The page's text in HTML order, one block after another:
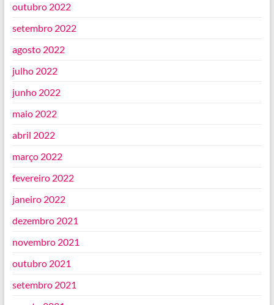
outubro 2022
setembro 2022
agosto 2022
julho 2022
junho 2022
maio 2022
abril 2022
março 2022
fevereiro 2022
janeiro 2022
dezembro 2021
novembro 2021
outubro 2021
setembro 2021